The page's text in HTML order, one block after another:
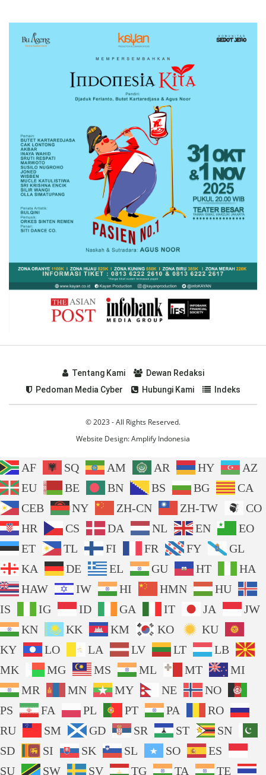
Tentang Kami
Dewan Redaksi
Pedoman Media Cyber
Hubungi Kami Indeks
© 2023 - All Rights Reserved.
Website Design:Amplify Indonesia
AF SQ AM AR HY
AZ
EU
BE BN BS BG
CA
CEB
NY ZH-CN ZH-TW
CO
HR
CS DA NL EN
EO
ET
TL FI FR FY
GL
KA
DE EL GU HT
HA
HAW
IW HI HMN
HU
IS
IG ID GA IT JA
JW
KN
KK KM KO
KU
KY
LO LA LV LT
LB
MK
MG MS ML MT
MI
MR
MN MY NE
NO
PS
FA PL PT PA
RO
RU
SM GD SR ST
SN
SD
SI SK SL SO
ES
SU
SW SV TG TA TE